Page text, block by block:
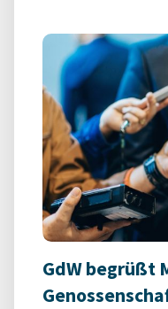
GdW begrüßt